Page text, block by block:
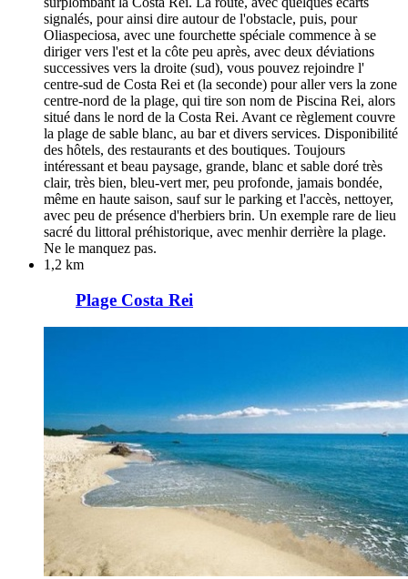
signalés, pour ainsi dire autour de l'obstacle, puis, pour
Oliaspeciosa, avec une fourchette spéciale commence à se
diriger vers l'est et la côte peu après, avec deux déviations
successives vers la droite (sud), vous pouvez rejoindre l'
centre-sud de Costa Rei et (la seconde) pour aller vers la zone
centre-nord de la plage, qui tire son nom de Piscina Rei, alors
situé dans le nord de la Costa Rei. Avant ce règlement couvre
la plage de sable blanc, au bar et divers services. Disponibilité
des hôtels, des restaurants et des boutiques. Toujours
intéressant et beau paysage, grande, blanc et sable doré très
clair, très bien, bleu-vert mer, peu profonde, jamais bondée,
même en haute saison, sauf sur le parking et l'accès, nettoyer,
avec peu de présence d'herbiers brin. Un exemple rare de lieu
sacré du littoral préhistorique, avec menhir derrière la plage.
Ne le manquez pas.
1,2 km
Plage Costa Rei